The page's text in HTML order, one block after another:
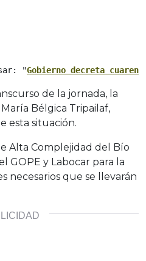
"Gobierno decreta
de la jornada, la
Bélgica Tripailaf,
esta situación.
Alta Complejidad del Bío
GOPE y Labocar para la
necesarios que se llevarán